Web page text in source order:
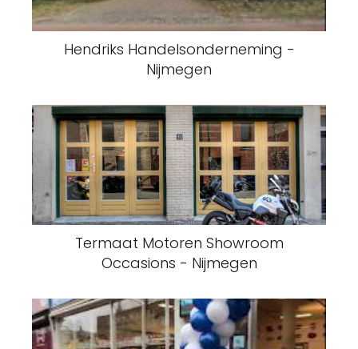
Hendriks Handelsonderneming -
Nijmegen
Termaat Motoren Showroom
Occasions - Nijmegen